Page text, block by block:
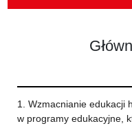
1. Wzmacnianie edukacji
w programy edukacyjne,